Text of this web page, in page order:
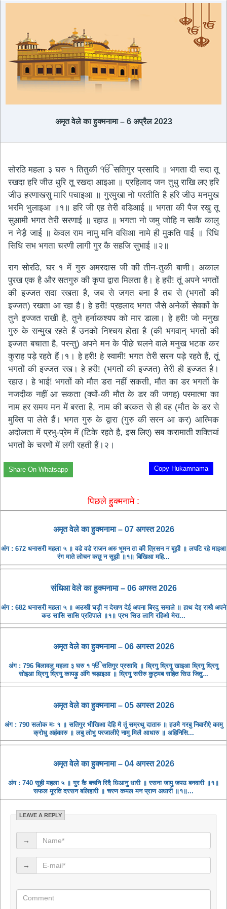
अमृत ​​वेले का हुक्मनामा – 6 अप्रैल 2023
सोरठि महला ३ घरु १ तितुकी ੴ सतिगुर प्रसादि ॥ भगता दी सदा तू
रखदा हरि जीउ धुरि तू रखदा आइआ ॥ प्रहिलाद जन तुधु राखि लए हरि
जीउ हरणाखसु मारि पचाइआ ॥ गुरमुखा नो परतीति है हरि जीउ मनमुख
भरमि भुलाइआ ॥१॥ हरि जी एह तेरी वडिआई ॥ भगता की पैज रखु तू
सुआमी भगत तेरी सरणाई ॥ रहाउ ॥ भगता नो जमु जोहि न साकै कालु
न नेड़ै जाई ॥ केवल राम नामु मनि वसिआ नामे ही मुकति पाई ॥ रिधि
सिधि सभ भगता चरणी लागी गुर कै सहजि सुभाई ॥२॥
राग सोरठि, घर १ में गुरु अमरदास जी की तीन-तुकी बाणी। अकाल
पुरख एक है और सतगुरु की कृपा द्वारा मिलता है। हे हरी! तूं अपने भगतों
की इज्जत सदा रखता है, जब से जगत बना है तब से (भगतों की
इज्जत) रखता आ रहा है। हे हरी! प्रहलाद भगत जैसे अनेकों सेवकों के
तुने इज्जत राखी है, तुने हर्नाकश्यप को मार डाला। हे हरी! जो मनुख
गुरु के सन्मुख रहते हैं उनको निश्चय होता है (की भगवान् भगतों की
इज्जत बचाता है, परन्तु) अपने मन के पीछे चलने वाले मनुख भटक कर
कुराह पड़े रहते हैं।१। हे हरी! हे स्वामी! भगत तेरी सरन पड़े रहते हैं, तूं
भगतों की इज्जत रख। हे हरी! (भगतों की इज्जत) तेरी ही इज्जत है।
रहाउ। हे भाई! भगतों को मौत डरा नहीं सकती, मौत का डर भगतों के
नजदीक नहीं आ सकता (क्यों-की मौत के डर की जगह) परमात्मा का
नाम हर समय मन में बस्ता है, नाम की बरकत से ही वह (मौत के डर से
मुक्ति पा लेते हैं। भगत गुरु के द्वारा (गुरु की सरन आ कर) आत्मिक
अदोलता में प्रभु-प्रेम में (टिके रहते है, इस लिए) सब करामाती शक्तियां
भगतों के चरणों में लगी रहती हैं।२।
Copy Hukamnama
Share On Whatsapp
पिछले हुक्मनामे :
अमृत ​​वेले का हुक्मनामा – 07 अगस्त 2026
अंग : 672 धनासरी महला ५ ॥ वडे वडे राजन अरु भूमन ता की त्रिसन न बूझी ॥ लपटि रहे माइआ
रंग माते लोचन कछू न सूझी ॥१॥ बिखिआ महि...
संधिआ ​​वेले का हुक्मनामा – 06 अगस्त 2026
अंग : 682 धनासरी महला ५ ॥ अउखी घड़ी न देखण देई अपना बिरदु समाले ॥ हाथ देइ राखै अपने
कउ सासि सासि प्रतिपाले ॥१॥ प्रभ सिउ लागि रहिओ मेरा...
अमृत ​​वेले का हुक्मनामा – 06 अगस्त 2026
अंग : 796 बिलावलु महला ३ घरु १ ੴ सतिगुर प्रसादि ॥ ध्रिगु ध्रिगु खाइआ ध्रिगु ध्रिगु
सोइआ ध्रिगु ध्रिगु कापड़ु अंगि चड़ाइआ ॥ ध्रिगु सरीरु कुट्मब सहित सिउ जितु...
अमृत ​​वेले का हुक्मनामा – 05 अगस्त 2026
अंग : 790 सलोक मः १ ॥ सतिगुर भीखिआ देहि मै तूं सम्रथु दातारु ॥ हउमै गरबु निवारीऐ कामु
क्रोधु अहंकारु ॥ लबु लोभु परजालीऐ नामु मिलै आधारु ॥ अहिनिसि...
अमृत ​​वेले का हुक्मनामा – 04 अगस्त 2026
अंग : 740 सूही महला ५ ॥ गुर कै बचनि रिदै धिआनु धारी ॥ रसना जापु जपउ बनवारी ॥१॥
सफल मूरति दरसन बलिहारी ॥ चरण कमल मन प्राण अधारी ॥१॥...
LEAVE A REPLY
→
→